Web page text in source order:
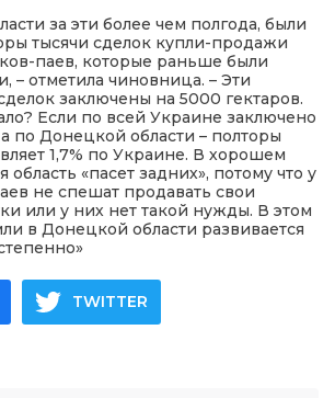
за эти более чем полгода, были
тысячи сделок купли-продажи
паев, которые раньше были
– отметила чиновница. – Эти
заключены на 5000 гектаров.
Если по всей Украине заключено
по Донецкой области – полторы
1,7% по Украине. В хорошем
«пасет задних», потому что у
не спешат продавать свои
или у них нет такой нужды. В этом
в Донецкой области развивается
TWITTER